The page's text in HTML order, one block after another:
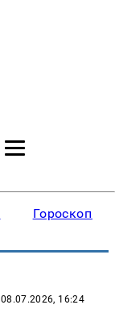
Гороскопы
08.07.2026, 16:24